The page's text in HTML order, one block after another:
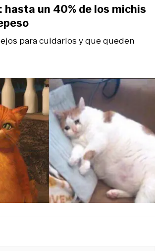
para cuidarlos y que queden
un 40% de los michis